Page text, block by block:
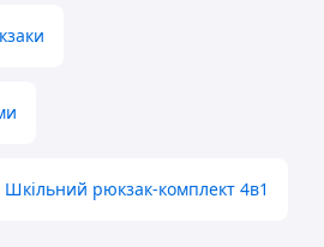
Шкільний рюкзак-комплект 4в1